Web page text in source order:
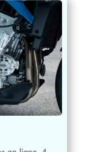
en ligne, 4